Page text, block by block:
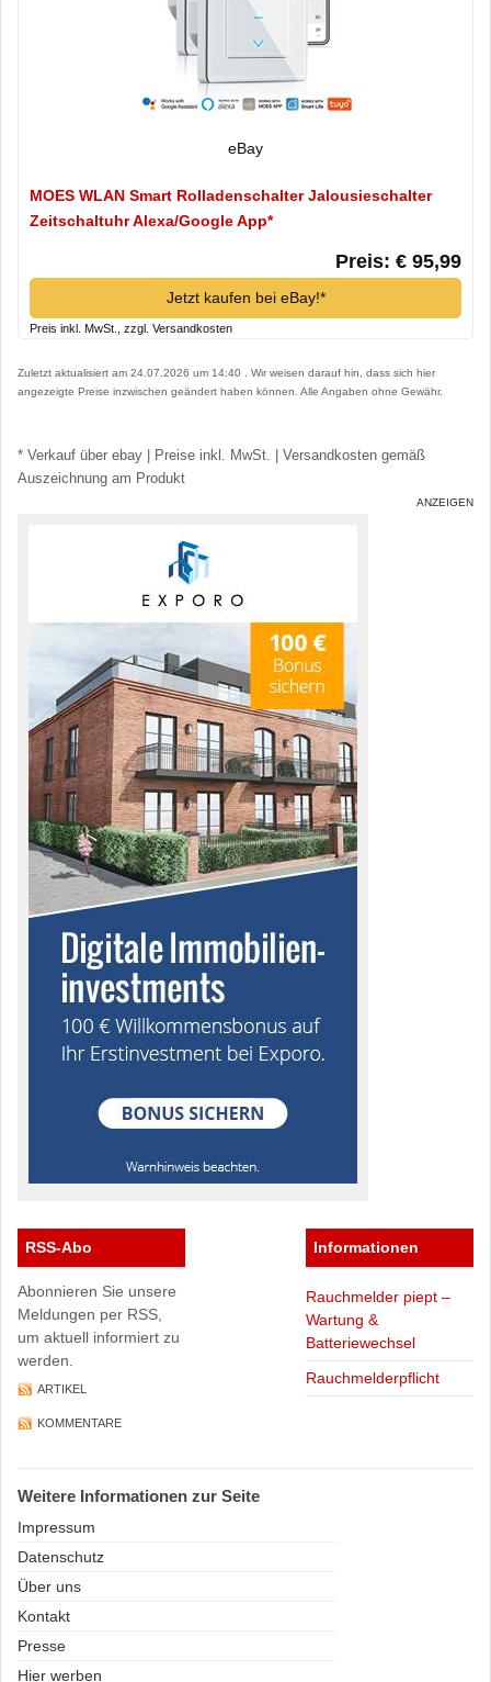
eBay
MOES WLAN Smart Rolladenschalter Jalousieschalter
Zeitschaltuhr Alexa/Google App*
Preis: € 95,99
Jetzt kaufen bei eBay!*
Preis inkl. MwSt., zzgl. Versandkosten
Zuletzt aktualisiert am 24.07.2026 um 14:40 . Wir weisen darauf hin, dass sich hier
angezeigte Preise inzwischen geändert haben können. Alle Angaben ohne Gewähr.
* Verkauf über ebay | Preise inkl. MwSt. | Versandkosten gemäß
Auszeichnung am Produkt
ANZEIGEN
RSS-Abo
Abonnieren Sie unsere
Meldungen per RSS,
um aktuell informiert zu
werden.
ARTIKEL
KOMMENTARE
Informationen
Rauchmelder piept –
Wartung &
Batteriewechsel
Rauchmelderpflicht
Weitere Informationen zur Seite
Impressum
Datenschutz
Über uns
Kontakt
Presse
Hier werben